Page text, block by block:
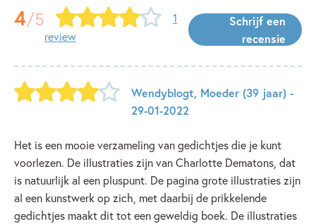
4/5
1
review
Schrijf een
recensie
Wendyblogt, Moeder (39 jaar) -
29-01-2022
Het is een mooie verzameling van gedichtjes die je kunt
voorlezen. De illustraties zijn van Charlotte Dematons, dat
is natuurlijk al een pluspunt. De pagina grote illustraties zijn
al een kunstwerk op zich, met daarbij de prikkelende
gedichtjes maakt dit tot een geweldig boek. De illustraties